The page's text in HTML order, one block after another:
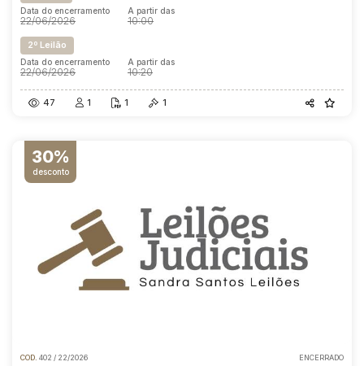
Data do encerramento
22/06/2026
A partir das
10:00
2º Leilão
Data do encerramento
22/06/2026
A partir das
10:20
47 1 1 1
30%
desconto
COD. 402 / 22/2026 ENCERRADO